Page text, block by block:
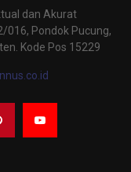
dan Akurat
016, Pondok Pucung,
Kode Pos 15229